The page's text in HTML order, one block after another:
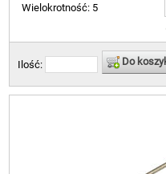
Wielokrotność: 5
Ilość: Do